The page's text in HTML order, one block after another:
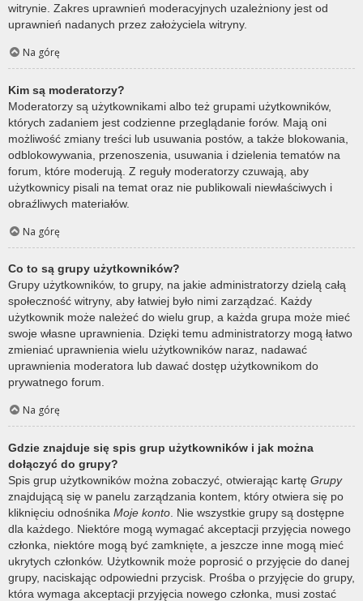
witrynie. Zakres uprawnień moderacyjnych uzależniony jest od
uprawnień nadanych przez założyciela witryny.
Na górę
Kim są moderatorzy?
Moderatorzy są użytkownikami albo też grupami użytkowników,
których zadaniem jest codzienne przeglądanie forów. Mają oni
możliwość zmiany treści lub usuwania postów, a także blokowania,
odblokowywania, przenoszenia, usuwania i dzielenia tematów na
forum, które moderują. Z reguły moderatorzy czuwają, aby
użytkownicy pisali na temat oraz nie publikowali niewłaściwych i
obraźliwych materiałów.
Na górę
Co to są grupy użytkowników?
Grupy użytkowników, to grupy, na jakie administratorzy dzielą całą
społeczność witryny, aby łatwiej było nimi zarządzać. Każdy
użytkownik może należeć do wielu grup, a każda grupa może mieć
swoje własne uprawnienia. Dzięki temu administratorzy mogą łatwo
zmieniać uprawnienia wielu użytkowników naraz, nadawać
uprawnienia moderatora lub dawać dostęp użytkownikom do
prywatnego forum.
Na górę
Gdzie znajduje się spis grup użytkowników i jak można
dołączyć do grupy?
Spis grup użytkowników można zobaczyć, otwierając kartę Grupy
znajdującą się w panelu zarządzania kontem, który otwiera się po
kliknięciu odnośnika Moje konto . Nie wszystkie grupy są dostępne
dla każdego. Niektóre mogą wymagać akceptacji przyjęcia nowego
członka, niektóre mogą być zamknięte, a jeszcze inne mogą mieć
ukrytych członków. Użytkownik może poprosić o przyjęcie do danej
grupy, naciskając odpowiedni przycisk. Prośba o przyjęcie do grupy,
która wymaga akceptacji przyjęcia nowego członka, musi zostać